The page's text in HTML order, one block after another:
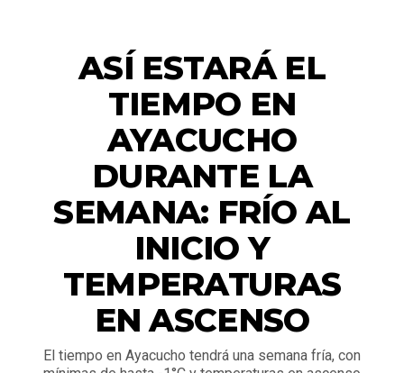
ASÍ ESTARÁ EL
TIEMPO EN
AYACUCHO
DURANTE LA
SEMANA: FRÍO AL
INICIO Y
TEMPERATURAS
EN ASCENSO
El tiempo en Ayacucho tendrá una semana fría, con